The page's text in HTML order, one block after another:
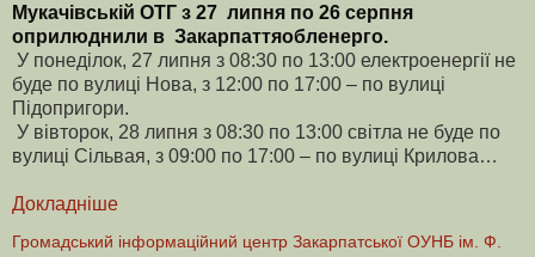
Мукачівській ОТГ з 27 липня по 26 серпня
оприлюднили в Закарпаттяобленерго.
У понеділок, 27 липня з 08:30 по 13:00 електроенергії не
буде по вулиці Нова, з 12:00 по 17:00 – по вулиці
Підопригори.
У вівторок, 28 липня з 08:30 по 13:00 світла не буде по
вулиці Сільвая, з 09:00 по 17:00 – по вулиці Крилова…
Докладніше
Громадський інформаційний центр Закарпатської ОУНБ ім. Ф.